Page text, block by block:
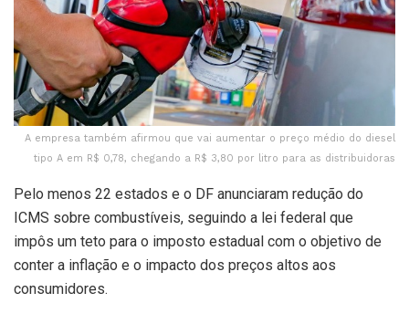
A empresa também afirmou que vai aumentar o preço médio do diesel
tipo A em R$ 0,78, chegando a R$ 3,80 por litro para as distribuidoras
Pelo menos 22 estados e o DF anunciaram redução do
ICMS sobre combustíveis, seguindo a lei federal que
impôs um teto para o imposto estadual com o objetivo de
conter a inflação e o impacto dos preços altos aos
consumidores.